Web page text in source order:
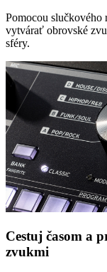
Pomocou slučkového
vytvárať obrovské
sféry.
Cestuj časom a
zvukmi